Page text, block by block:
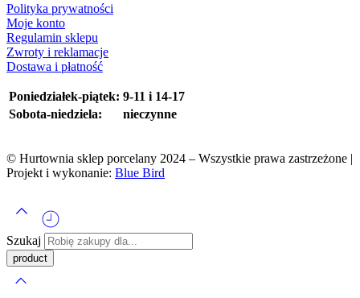
Polityka prywatności
Moje konto
Regulamin sklepu
Zwroty i reklamacje
Dostawa i płatność
Poniedziałek-piątek: 9-11 i 14-17
Sobota-niedziela:
nieczynne
© Hurtownia sklep porcelany 2024 – Wszystkie prawa zastrzeżone |
Projekt i wykonanie: Blue Bird
Szukaj